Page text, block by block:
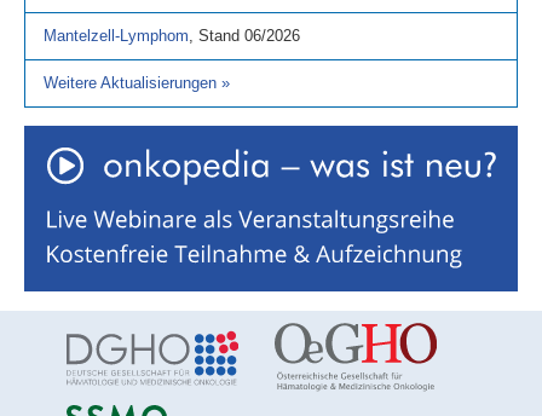
Mantelzell-Lymphom, Stand 06/2026
Weitere Aktualisierungen »